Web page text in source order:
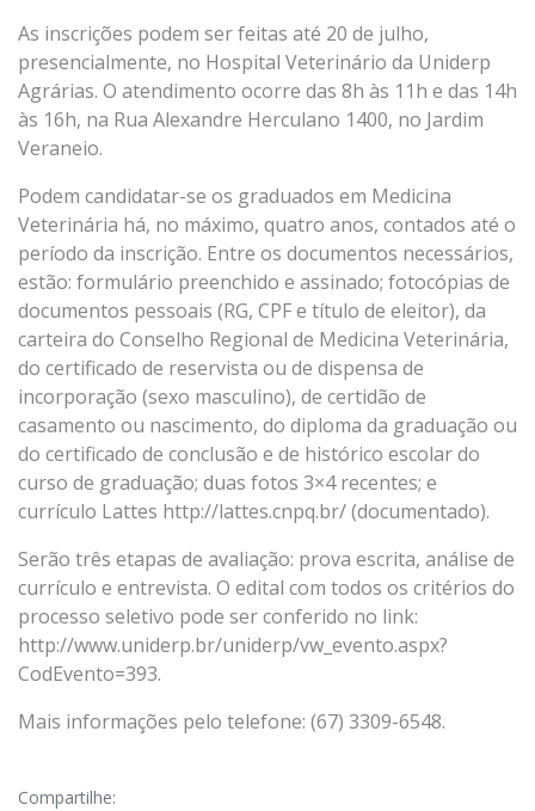
As inscrições podem ser feitas até 20 de julho,
presencialmente, no Hospital Veterinário da Uniderp
Agrárias. O atendimento ocorre das 8h às 11h e das 14h
às 16h, na Rua Alexandre Herculano 1400, no Jardim
Veraneio.
Podem candidatar-se os graduados em Medicina
Veterinária há, no máximo, quatro anos, contados até o
período da inscrição. Entre os documentos necessários,
estão: formulário preenchido e assinado; fotocópias de
documentos pessoais (RG, CPF e título de eleitor), da
carteira do Conselho Regional de Medicina Veterinária,
do certificado de reservista ou de dispensa de
incorporação (sexo masculino), de certidão de
casamento ou nascimento, do diploma da graduação ou
do certificado de conclusão e de histórico escolar do
curso de graduação; duas fotos 3×4 recentes; e
currículo Lattes http://lattes.cnpq.br/ (documentado).
Serão três etapas de avaliação: prova escrita, análise de
currículo e entrevista. O edital com todos os critérios do
processo seletivo pode ser conferido no link:
http://www.uniderp.br/uniderp/vw_evento.aspx?
CodEvento=393.
Mais informações pelo telefone: (67) 3309-6548.
Compartilhe: